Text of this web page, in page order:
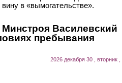
в «вымогательстве».
Минстроя Василевский
пребывания
2026 декабря 30 , вторник ,